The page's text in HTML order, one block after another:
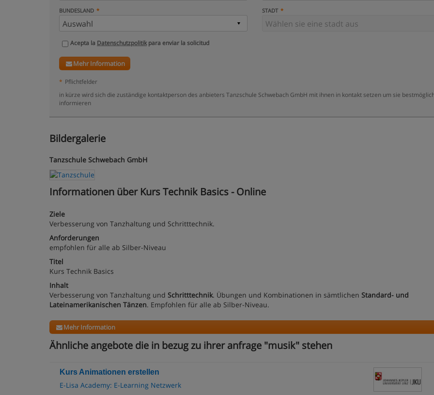
BUNDESLAND STADT
Acepta la Datenschutzpolitikpara enviar la solicitud
Mehr Information
* Pflichtfelder
in kürze wird sich die zuständige kontaktperson des anbieters Tanzschule Schwebach GmbH mit ihnen in kontakt setzen um sie
informieren
Bildergalerie
Tanzschule Schwebach GmbH
Informationen über Kurs Technik Basics - Online
Ziele
Verbesserung von Tanzhaltung und Schritttechnik.
Anforderungen
empfohlen für alle ab Silber-Niveau
Titel
Kurs Technik Basics
Inhalt
Verbesserung von Tanzhaltung und Schritttechnik. Übungen und Kombinationen in sämtlichen Standard- und
Lateinamerikanischen Tänzen. Empfohlen für alle ab Silber-Niveau.
Mehr Information
Ähnliche angebote die in bezug zu ihrer anfrage "musik" stehen
Kurs Animationen erstellen
E-Lisa Academy: E-Learning Netzwerk